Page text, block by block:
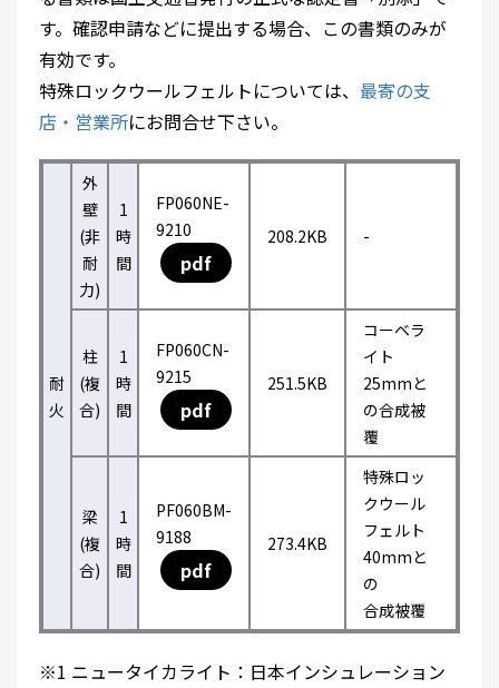
す。確認申請などに提出する場合、この書類のみが
有効です。
特殊ロックウールフェルトについては、 最寄の支
店・営業所にお問合せ下さい。
耐
火
外
壁
(非
耐
力)
1
時
間
FP060NE-
9210
pdf
208.2KB -
柱
(複
合)
1
時
間
FP060CN-
9215
pdf
251.5KB
コーベラ
イト
25mmと
の合成被
覆
梁
(複
合)
1
時
間
PF060BM-
9188
pdf
273.4KB
特殊ロッ
クウール
フェルト
40mmと
の
合成被覆
※1 ニュータイカライト：日本インシュレーション